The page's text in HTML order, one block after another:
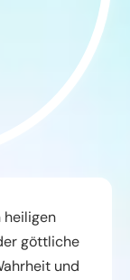
heiligen
göttliche
und